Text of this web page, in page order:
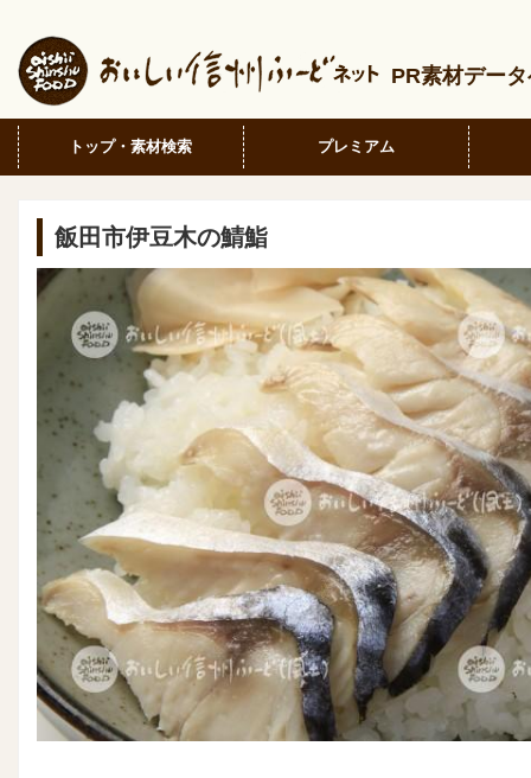
PR素材デー
トップ・素材検索 プレミアム
飯田市伊豆木の鯖鮨